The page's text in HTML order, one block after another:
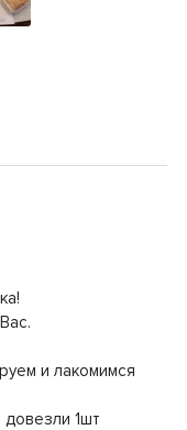
и лакомимся
1шт